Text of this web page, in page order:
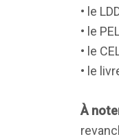
• le
• le
• le
• le
À